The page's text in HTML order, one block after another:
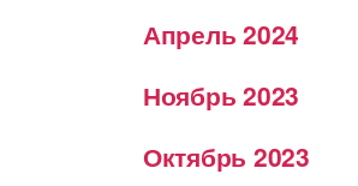
Апрель 2024
Ноябрь 2023
Октябрь 2023